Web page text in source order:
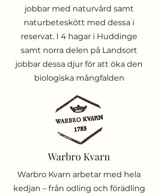
jobbar med naturvård samt
naturbeteskött med dessa i
reservat. I 4 hagar i Huddinge
samt norra delen på Landsort
jobbar dessa djur för att öka den
biologiska mångfalden
Warbro Kvarn
Warbro Kvarn arbetar med hela
kedjan – från odling och förädling